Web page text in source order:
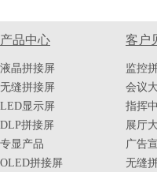
产品中心
液晶拼接屏
无缝拼接屏
LED显示屏
DLP拼接屏
专显产品
OLED拼接屏
客户
监控
会议
指挥
展厅
广告
无缝